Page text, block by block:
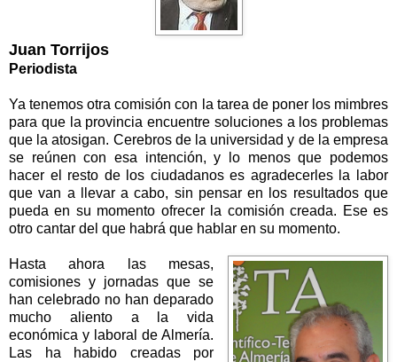
Juan Torrijos
Periodista
Ya tenemos otra comisión con la tarea de poner los mimbres
para que la provincia encuentre soluciones a los problemas
que la atosigan. Cerebros de la universidad y de la empresa
se reúnen con esa intención, y lo menos que podemos
hacer el resto de los ciudadanos es agradecerles la labor
que van a llevar a cabo, sin pensar en los resultados que
pueda en su momento ofrecer la comisión creada. Ese es
otro cantar del que habrá que hablar en su momento.
Hasta ahora las mesas,
comisiones y jornadas que se
han celebrado no han deparado
mucho aliento a la vida
económica y laboral de Almería.
Las ha habido creadas por